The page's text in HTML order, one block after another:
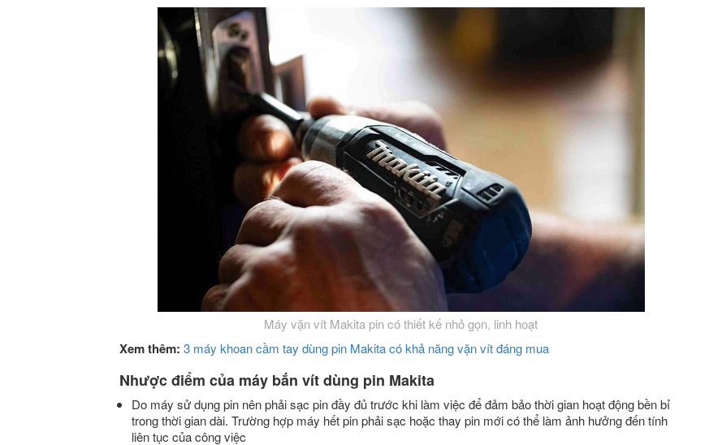
Máy vặn vít Makita pin có thiết kế nhỏ gọn, linh hoạt
Xem thêm: 3 máy khoan cầm tay dùng pin Makita có khả năng vặn vít đáng mua
Nhược điểm của máy bắn vít dùng pin Makita
Do máy sử dụng pin nên phải sạc pin đầy đủ trước khi làm việc để đảm bảo thời gian hoạt động bền bỉ
trong thời gian dài. Trường hợp máy hết pin phải sạc hoặc thay pin mới có thể làm ảnh hưởng đến tính
liên tục của công việc